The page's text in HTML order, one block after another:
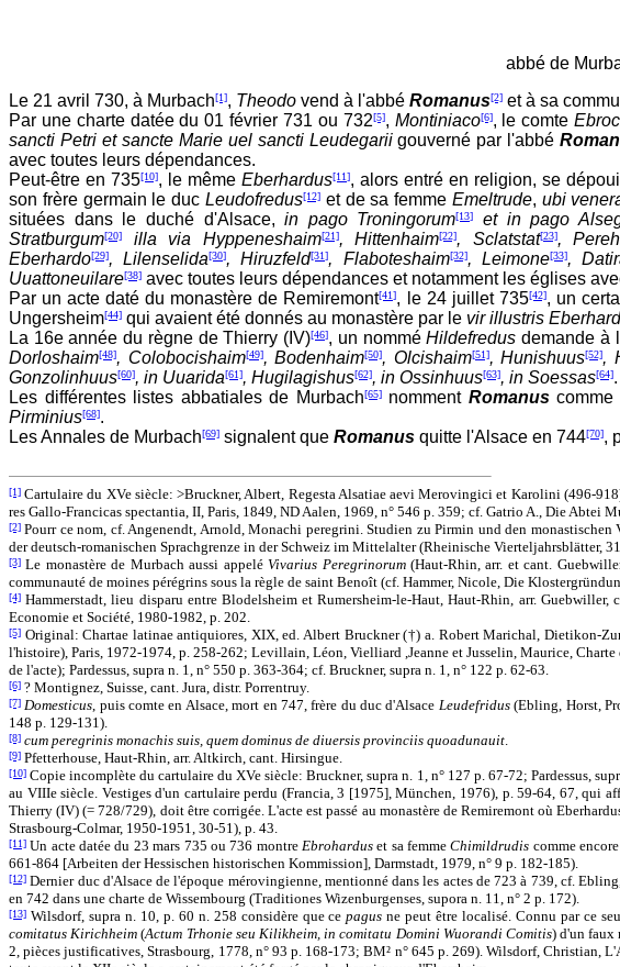
abbé de
Le 21 avril 730, à Murbach[1], Theodo vend à l'abbé Romanus[2] et à sa
Par une charte datée du 01 février 731 ou 732[5], Montiniaco[6], le comte
sancti Petri et sancte Marie uel sancti Leudegariigouverné par l'abbé
avec toutes leurs dépendances.
Peut-être en 735[10], le mêmeEberhardus[11], alors entré en religion, se
son frère germain le duc Leudofredus[12]et de sa femme Emeltrude, ubi
situées dans le duché d'Alsace,in pago Troningorum[13] et in pago
Stratburgum[20] illa via Hyppeneshaim[21], Hittenhaim[22], Sclatstat[23],
Eberhardo[29], Lilenselida[30], Hiruzfeld[31], Flaboteshaim[32], Leimone[33],
Uuattoneuilare[38] avec toutes leurs dépendances et notamment les églises
Par un acte daté du monastère de Remiremont[41], le 24 juillet 735[42], un
Ungersheim[44] qui avaient été donnés au monastère par le vir illustris
La 16e année du règne de Thierry (IV)[46], un nomméHildefredusdemande à
Dorloshaim[48], Colobocishaim[49], Bodenhaim[50], Olcishaim[51], Hunishuus[52],
Gonzolinhuus[60], in Uuarida[61], Hugilagishus[62], in Ossinhuus[63], in Soessas[64].
Les différentes listes abbatiales de Murbach[65]nomment Romanuscomme
Pirminius[68].
Les Annales de Murbach[69] signalent que Romanus quitte l'Alsace en 744[70],
[1] Cartulaire du XVe siècle: >Bruckner, Albert, Regesta Alsatiae aevi Merovingici et Karolini (496-
res Gallo-Francicas spectantia, II, Paris, 1849, ND Aalen, 1969, n° 546 p. 359; cf. Gatrio A., Die Abtei
[2] Pourr ce nom, cf. Angenendt, Arnold, Monachi peregrini. Studien zu Pirmin und den
der deutsch-romanischen Sprachgrenze in der Schweiz im Mittelalter (Rheinische Vierteljahrsblätter,
[3] Le monastère de Murbach aussi appeléVivarius Peregrinorum(Haut-Rhin, arr. et cant.
communauté de moines pérégrins sous la règle de saint Benoît (cf. Hammer, Nicole, Die
[4] Hammerstadt, lieu disparu entre Blodelsheim et Rumersheim-le-Haut, Haut-Rhin, arr.
Economie et Société, 1980-1982, p. 202.
[5] Original: Chartae latinae antiquiores, XIX, ed. Albert Bruckner (†) a. Robert Marichal, Dietikon-
l'histoire), Paris, 1972-1974, p. 258-262; Levillain, Léon, Vielliard ,Jeanne et Jusselin, Maurice,
de l'acte); Pardessus, supra n. 1, n° 550 p. 363-364; cf. Bruckner, supra n. 1, n° 122 p. 62-63.
[6] ? Montignez, Suisse, cant. Jura, distr. Porrentruy.
[7] Domesticus , puis comte en Alsace, mort en 747, frère du duc d'Alsace Leudefridus(Ebling, Horst,
148 p. 129-131).
[8] cum peregrinis monachis suis, quem dominus de diuersis provinciis quoadunauit
[9] Pfetterhouse, Haut-Rhin, arr. Altkirch, cant. Hirsingue.
[10] Copie incomplète du cartulaire du XVe siècle: Bruckner, supra n. 1, n° 127 p. 67-72; Pardessus,
au VIIIe siècle. Vestiges d'un cartulaire perdu (Francia, 3 [1975], München, 1976), p. 59-64, 67, qui
Thierry (IV) (= 728/729), doit être corrigée. L'acte est passé au monastère de Remiremont où
Strasbourg-Colmar, 1950-1951, 30-51), p. 43.
[11] Un acte datée du 23 mars 735 ou 736 montre Ebroharduset sa femmeChimildrudis comme
661-864 [Arbeiten der Hessischen historischen Kommission], Darmstadt, 1979, n° 9 p. 182-185).
[12] Dernier duc d'Alsace de l'époque mérovingienne, mentionné dans les actes de 723 à 739, cf.
en 742 dans une charte de Wissembourg (Traditiones Wizenburgenses, supora n. 11, n° 2 p. 172).
[13] Wilsdorf, supra n. 10, p. 60 n. 258 considère que cepagusne peut être localisé. Connu par ce
comitatus Kirichheim(Actum Trhonie seu Kilikheim, in comitatu Domini Wuorandi Comitis) d'un faux
2, pièces justificatives, Strasbourg, 1778, n° 93 p. 168-173; BM² n° 645 p. 269). Wilsdorf, Christian,